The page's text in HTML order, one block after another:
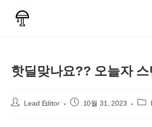
핫딜맞나요?? 오늘자
Post Lead Editor
Post 10월 31, 2023
Post